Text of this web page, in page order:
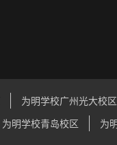
为明学校广州光大校区
为明学校青岛校区 为